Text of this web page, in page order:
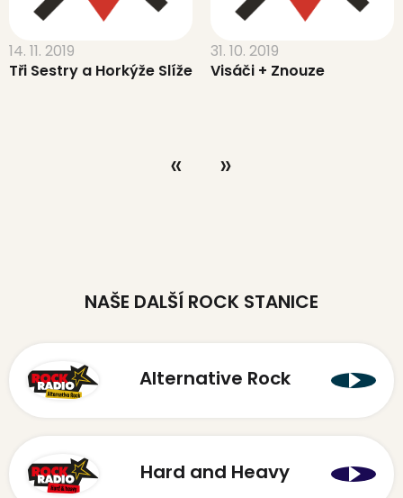
14. 11. 2019
Tři Sestry a Horkýže Slíže
31. 10. 2019
Visáči + Znouze
NAŠE DALŠÍ ROCK STANICE
Alternative Rock
Hard and Heavy